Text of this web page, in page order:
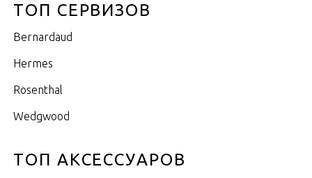
ТОП СЕРВИЗОВ
Bernardaud
Hermes
Rosenthal
Wedgwood
ТОП АКСЕССУАРОВ